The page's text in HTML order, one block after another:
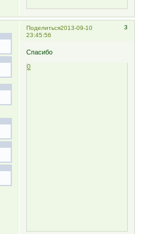
Поделиться 3
2013-09-10
23:45:56
Спасибо
0